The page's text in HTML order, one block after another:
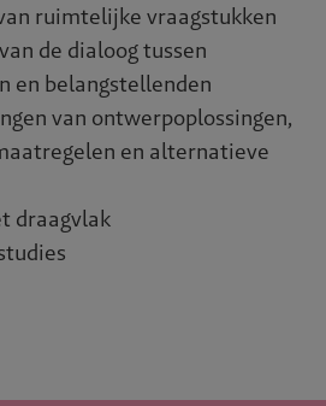
ruimtelijke vraagstukken
de dialoog tussen
en belangstellenden
van ontwerpoplossingen,
en alternatieve
draagvlak